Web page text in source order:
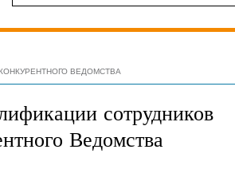
ВЕДОМСТВА
сотрудников
Ведомства